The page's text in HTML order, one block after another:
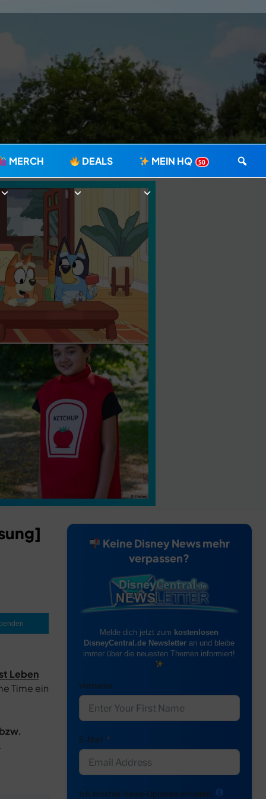
MERCH DEALS MEIN HQ 50
Leben
Time ein
.
Keine Disney News mehr
verpassen?
Melde dich jetzt zum kostenlosen
DisneyCentral.de Newsletter an und bleibe
immer über die neuesten Themen informiert!
Vorname
E-Mail
Ich möchte News-Updates erhalten: